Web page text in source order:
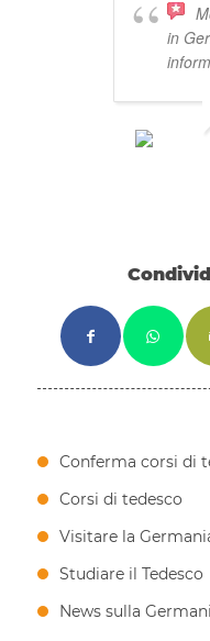
in
Conferma corsi di
Corsi di tedesco
Visitare la
Studiare il Tedesco
News sulla